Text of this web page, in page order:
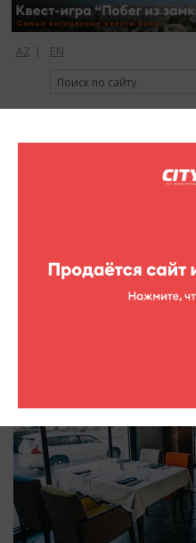
AZ | EN
регистрация
Novbahar